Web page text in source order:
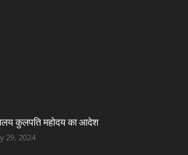
कुलपति महोदय का आदेश
29, 2024